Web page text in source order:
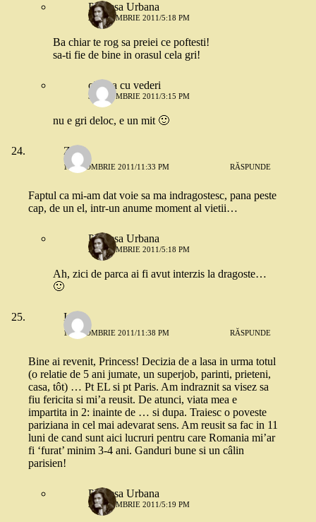
Printesa Urbana
2 OCTOMBRIE 2011/5:18 PM
Ba chiar te rog sa preiei ce poftesti!
sa-ti fie de bine in orasul cela gri!
cineva cu vederi
3 OCTOMBRIE 2011/3:15 PM
nu e gri deloc, e un mit 🙂
Zuzu
1 OCTOMBRIE 2011/11:33 PM RĂSPUNDE
Faptul ca mi-am dat voie sa ma indragostesc, pana peste
cap, de un el, intr-un anume moment al vietii…
Printesa Urbana
2 OCTOMBRIE 2011/5:18 PM
Ah, zici de parca ai fi avut interzis la dragoste…
🙂
Irina
1 OCTOMBRIE 2011/11:38 PM RĂSPUNDE
Bine ai revenit, Princess! Decizia de a lasa in urma totul
(o relatie de 5 ani jumate, un superjob, parinti, prieteni,
casa, tôt) … Pt EL si pt Paris. Am indraznit sa visez sa
fiu fericita si mi’a reusit. De atunci, viata mea e
impartita in 2: inainte de … si dupa. Traiesc o poveste
pariziana in cel mai adevarat sens. Am reusit sa fac in 11
luni de cand sunt aici lucruri pentru care Romania mi’ar
fi ‘furat’ minim 3-4 ani. Ganduri bune si un câlin
parisien!
Printesa Urbana
2 OCTOMBRIE 2011/5:19 PM